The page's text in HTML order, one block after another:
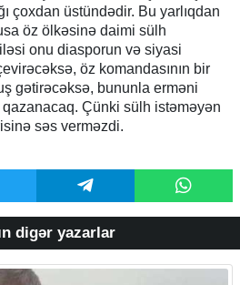
çoxdan üstündədir. Bu yarlıqdan
öz ölkəsinə daimi sülh
onu diasporun və siyasi
öz komandasının bir
gətirəcəksə, bununla erməni
qazanacaq. Çünki sülh istəməyən
səs verməzdi.
digər yazarlar